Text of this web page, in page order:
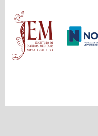
Main menu